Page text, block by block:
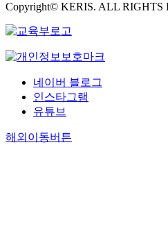
Copyright© KERIS. ALL RIGHTS
네이버 블로그
인스타그램
유튜브
해외이동버튼